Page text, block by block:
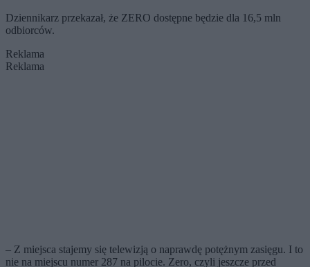
Dziennikarz przekazał, że ZERO dostępne będzie dla 16,5 mln
odbiorców.
Reklama
Reklama
– Z miejsca stajemy się telewizją o naprawdę potężnym zasięgu. I to
nie na miejscu numer 287 na pilocie. Zero, czyli jeszcze przed